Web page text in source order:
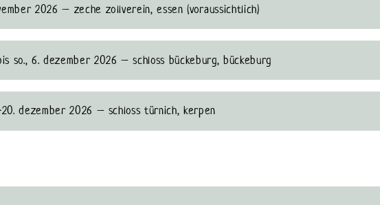
2026 – zeche zollverein, essen (voraussichtlich)
so., 6. dezember 2026 – schloss bückeburg, bückeburg
20. dezember 2026 – schloss türnich, kerpen